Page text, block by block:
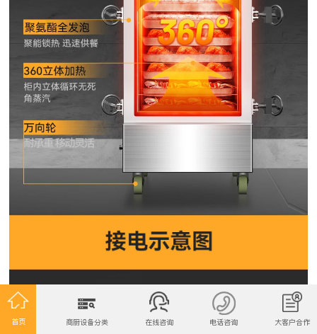
首页 商厨设备分类 在线咨询 电话咨询 大客户合作